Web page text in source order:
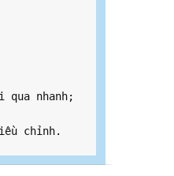
nhanh;
chỉnh.